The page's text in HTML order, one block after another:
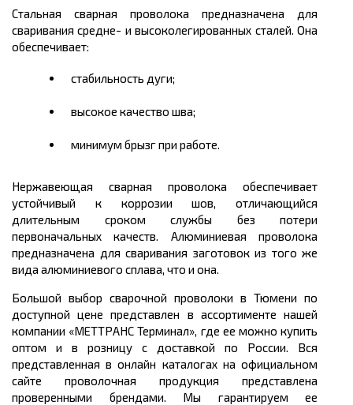
Стальная сварная проволока предназначена для
сваривания средне- и высоколегированных сталей. Она
обеспечивает:
стабильность дуги;
высокое качество шва;
минимум брызг при работе.
Нержавеющая сварная проволока обеспечивает
устойчивый к коррозии шов, отличающийся
длительным сроком службы без потери
первоначальных качеств. Алюминиевая проволока
предназначена для сваривания заготовок из того же
вида алюминиевого сплава, что и она.
Большой выбор сварочной проволоки в Тюмени по
доступной цене представлен в ассортименте нашей
компании «МЕТТРАНС Терминал», где ее можно купить
оптом и в розницу с доставкой по России. Вся
представленная в онлайн каталогах на официальном
сайте проволочная продукция представлена
проверенными брендами. Мы гарантируем ее